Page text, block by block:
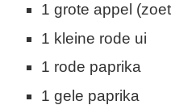
1 grote appel
1 kleine rode ui
1 rode paprika
1 gele paprika